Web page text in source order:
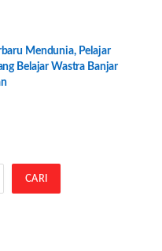
Mendunia, Pelajar
Belajar Wastra Banjar
CARI